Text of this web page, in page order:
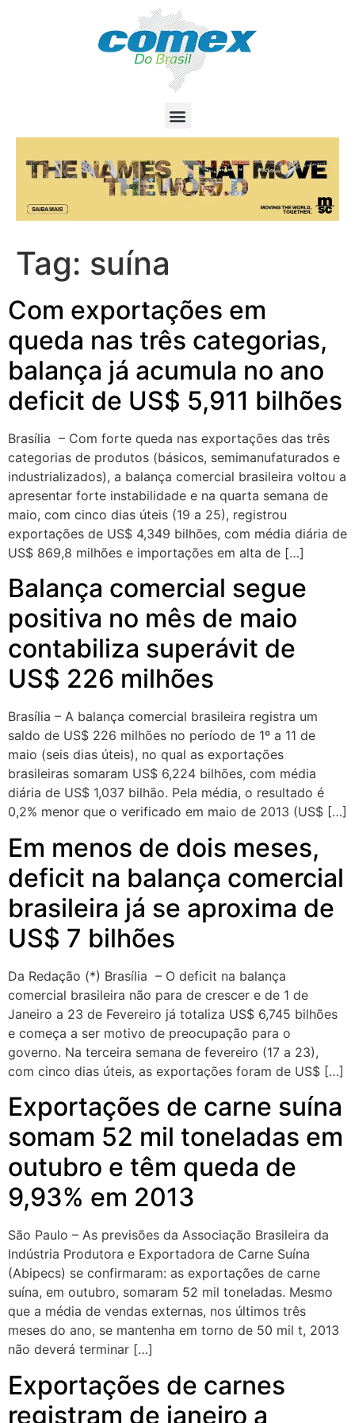
Tag: suína
Com exportações em
queda nas três categorias,
balança já acumula no ano
deficit de US$ 5,911 bilhões
Brasília – Com forte queda nas exportações das três
categorias de produtos (básicos, semimanufaturados e
industrializados), a balança comercial brasileira voltou a
apresentar forte instabilidade e na quarta semana de
maio, com cinco dias úteis (19 a 25), registrou
exportações de US$ 4,349 bilhões, com média diária de
US$ 869,8 milhões e importações em alta de […]
Balança comercial segue
positiva no mês de maio
contabiliza superávit de
US$ 226 milhões
Brasília – A balança comercial brasileira registra um
saldo de US$ 226 milhões no período de 1º a 11 de
maio (seis dias úteis), no qual as exportações
brasileiras somaram US$ 6,224 bilhões, com média
diária de US$ 1,037 bilhão. Pela média, o resultado é
0,2% menor que o verificado em maio de 2013 (US$ […]
Em menos de dois meses,
deficit na balança comercial
brasileira já se aproxima de
US$ 7 bilhões
Da Redação (*) Brasília – O deficit na balança
comercial brasileira não para de crescer e de 1 de
Janeiro a 23 de Fevereiro já totaliza US$ 6,745 bilhões
e começa a ser motivo de preocupação para o
governo. Na terceira semana de fevereiro (17 a 23),
com cinco dias úteis, as exportações foram de US$ […]
Exportações de carne suína
somam 52 mil toneladas em
outubro e têm queda de
9,93% em 2013
São Paulo – As previsões da Associação Brasileira da
Indústria Produtora e Exportadora de Carne Suína
(Abipecs) se confirmaram: as exportações de carne
suína, em outubro, somaram 52 mil toneladas. Mesmo
que a média de vendas externas, nos últimos três
meses do ano, se mantenha em torno de 50 mil t, 2013
não deverá terminar […]
Exportações de carnes
registram de janeiro a